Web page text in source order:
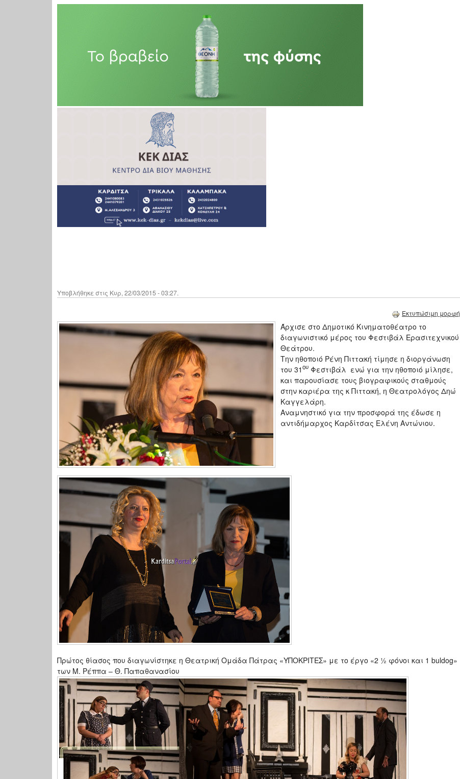
Υποβλήθηκε στις Κυρ, 22/03/2015 - 03:27.
Εκτυπώσιμη μορφή
Άρχισε στο Δημοτικό Κινηματοθέατρο το
διαγωνιστικό μέρος του Φεστιβάλ Ερασιτεχνικού
Θεάτρου.
Την ηθοποιό Ρένη Πιττακή τίμησε η διοργάνωση
του 31ου Φεστιβάλ ενώ για την ηθοποιό μίλησε,
και παρουσίασε τους βιογραφικούς σταθμούς
στην καριέρα της κ Πιττακή, η Θεατρολόγος Δηώ
Καγγελάρη.
Αναμνηστικό για την προσφορά της έδωσε η
αντιδήμαρχος Καρδίτσας Ελένη Αντώνιου.
Πρώτος θίασος που διαγωνίστηκε η Θεατρική Ομάδα Πάτρας «ΥΠΟΚΡΙΤΕΣ» με το έργο «2 ½ φόνοι και 1 buldog»
των Μ. Ρέππα – Θ. Παπαθανασίου